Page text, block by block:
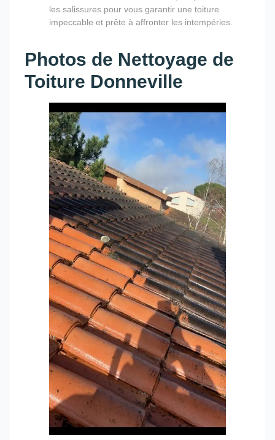
les salissures pour vous garantir une toiture
impeccable et prête à affronter les intempéries.
Photos de Nettoyage de
Toiture Donneville